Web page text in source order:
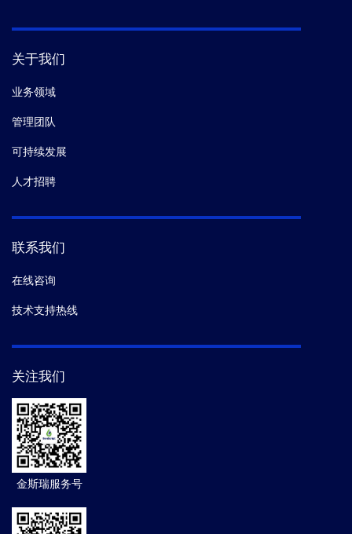
关于我们
业务领域
管理团队
可持续发展
人才招聘
联系我们
在线咨询
技术支持热线
关注我们
金斯瑞服务号